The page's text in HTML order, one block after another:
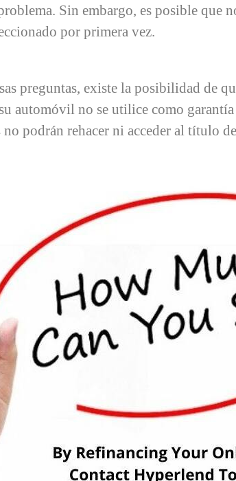
Sin embargo, es posible
por primera vez.
preguntas, existe la posibilidad de
automóvil no se utilice como
podrán rehacer ni acceder al título